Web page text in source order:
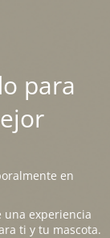
para
en
una experiencia
ti y tu mascota.